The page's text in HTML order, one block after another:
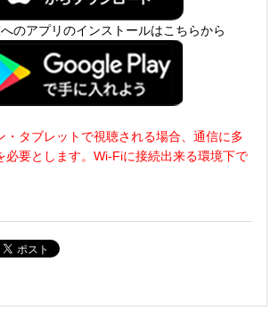
のアプリのインストールはこちらから
タブレットで視聴される場合、通信に多
必要とします。Wi-Fiに接続出来る環境下で